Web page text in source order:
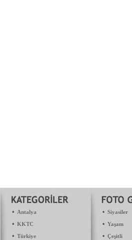
• Antalya
• KKTC
• Türkiye
• Siyasiler
• Yaşam
• Çeşitli